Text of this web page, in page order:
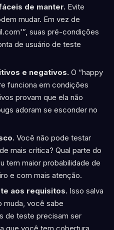
de manter.Evite
mudar. Em vez de
suas pré-condições
de usuário de teste
e negativos.O “happy
funciona em condições
provam que ela não
adoram se esconder no
Você não pode testar
mais crítica? Qual parte do
tem maior probabilidade de
e com mais atenção.
aos requisitos.Isso salva
muda, você sabe
de teste precisam ser